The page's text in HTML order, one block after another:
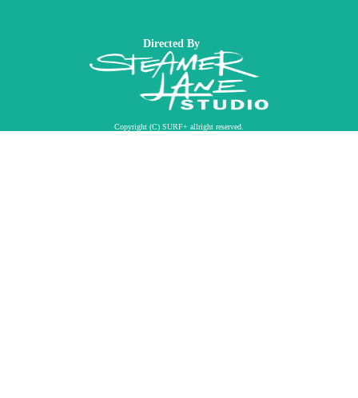
Directed By
Copyright (C) SURF+ allright reserved.